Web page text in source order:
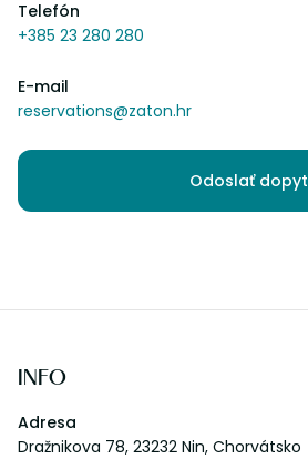
Telefón
+385 23 280 280
E-mail
reservations@zaton.hr
Odoslať dopyt
INFO
Adresa
Dražnikova 78, 23232 Nin, Chorvátsko